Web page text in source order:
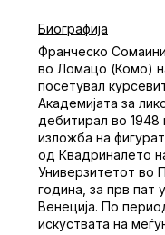
Биографија
Франческо
во Ломацо (Комо)
посетувал
Академијата за
дебитирал во 1948
изложба на
од Квадриналето
Универзитетот во
година, за прв пат
Венеција. По
искуствата на